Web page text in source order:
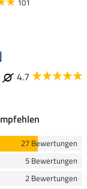
4.7
27 Bewertungen
5 Bewertungen
2 Bewertungen